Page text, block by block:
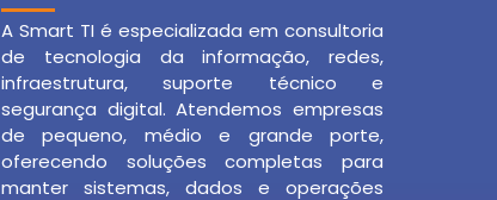
A Smart TI é especializada em consultoria
de tecnologia da informação, redes,
infraestrutura, suporte técnico e
segurança digital. Atendemos empresas
de pequeno, médio e grande porte,
oferecendo soluções completas para
manter sistemas, dados e operações